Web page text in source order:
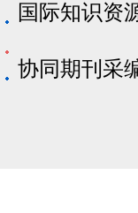
国际知识资
协同期刊采